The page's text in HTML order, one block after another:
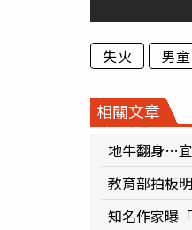
失火 男童
相關文章
地牛翻身…
教育部拍板
知名作家曝